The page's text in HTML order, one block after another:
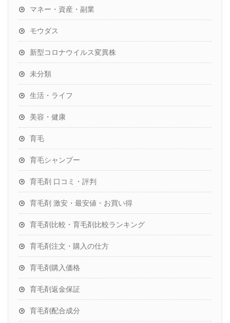
マネー・資産・副業
モウダス
新型コロナウイルス変異株
未分類
生活・ライフ
美容・健康
育毛
育毛シャンプー
育毛剤 口コミ・評判
育毛剤 激安・最安値・お買い得
育毛剤比較・育毛剤比較ランキング
育毛剤注文・購入の仕方
育毛剤購入価格
育毛剤返金保証
育毛剤配合成分